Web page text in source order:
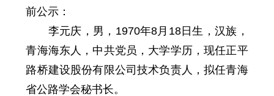
前公示：
李元庆，男， 1970年8月18日生，汉族，
青海海东人，中共党员，大学学历，现任正平
路桥建设股份有限公司技术负责人，拟任青海
省公路学会秘书长。